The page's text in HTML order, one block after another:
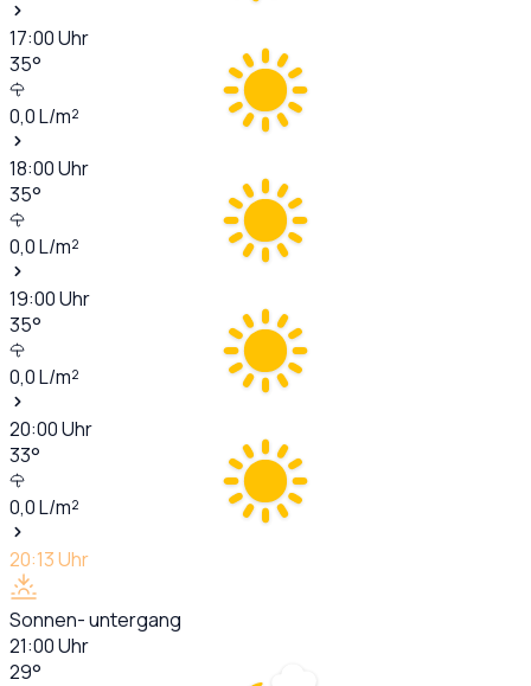
17:00Uhr
35°
0,0L/m²
18:00Uhr
35°
0,0L/m²
19:00Uhr
35°
0,0L/m²
20:00Uhr
33°
0,0L/m²
20:13Uhr
Sonnen- untergang
21:00Uhr
29°